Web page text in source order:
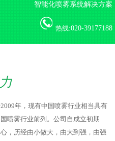
智能化喷雾系统解决方案
热线:020-39177188
年，现有中国喷雾行业相当具有
喷雾行业前列。公司自成立初期
，历经由小做大，由大到强，由强